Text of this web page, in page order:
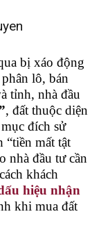
bị xáo động
lô, bán
tỉnh, nhà đầu
, đất thuộc diện
đích sử
“tiền mất tật
nhà đầu tư cần
khách
hiệu nhận
khi mua đất